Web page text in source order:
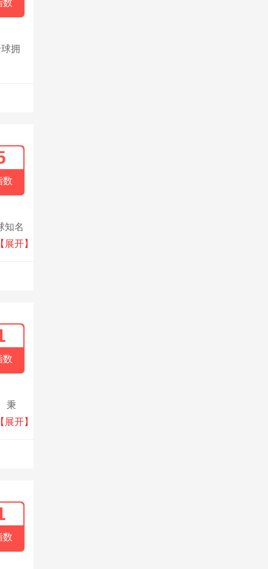
数
拥
数
知名
控制
【展开】
数
秉
生
【展开】
数